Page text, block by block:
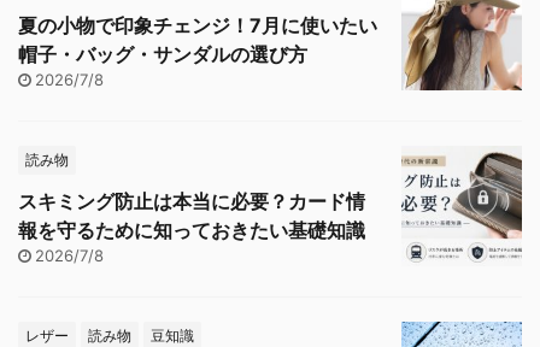
夏の小物で印象チェンジ！7月に使いたい
帽子・バッグ・サンダルの選び方
2026/7/8
読み物
スキミング防止は本当に必要？カード情
報を守るために知っておきたい基礎知識
2026/7/8
レザー 読み物 豆知識